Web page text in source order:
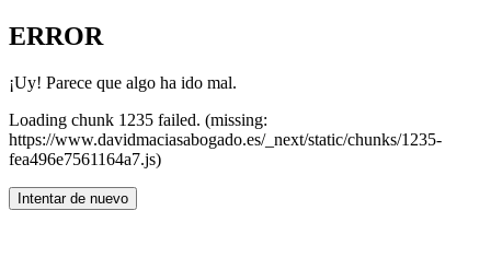
ERROR
¡Uy! Parece que algo ha ido mal.
Loading chunk 1235 failed. (missing:
https://www.davidmaciasabogado.es/_next/static/chunks/1235-
fea496e7561164a7.js)
Intentar de nuevo